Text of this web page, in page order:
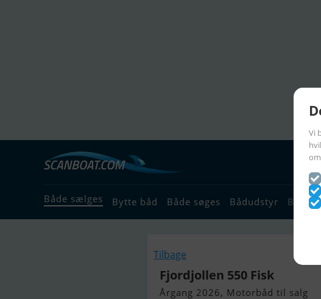
Både sælges Bytte båd Både søges Bådudstyr
Tilbage
Fjordjollen 550 Fisk
Årgang 2026, Motorbåd til salg
Vi